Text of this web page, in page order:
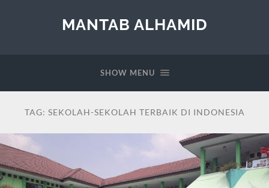
MANTAB ALHAMID
SHOW MENU
TAG: SEKOLAH-SEKOLAH TERBAIK DI INDONESIA